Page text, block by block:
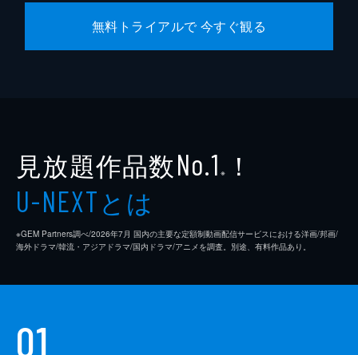
無料トライアルで 今すぐ観る
見放題作品数No.1 ※ ！
U-NEXTとは
※GEM Partners調べ/2026年7⽉ 国内の主要な定額制動画配信サービスにおける洋画/邦画/
海外ドラマ/韓流・アジアドラマ/国内ドラマ/アニメを調査。別途、有料作品あり。
01